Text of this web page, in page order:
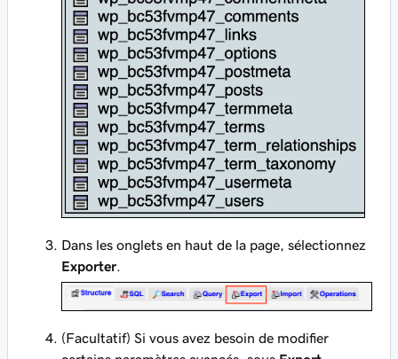
Dans les onglets en haut de la page, sélectionnez
Exporter
(Facultatif) Si vous avez besoin de modifier